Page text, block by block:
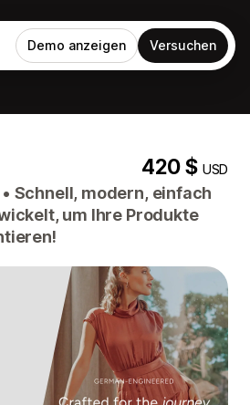
Demo anzeigen Versuchen
420 $USD
• Schnell, modern, einfach
um Ihre Produkte